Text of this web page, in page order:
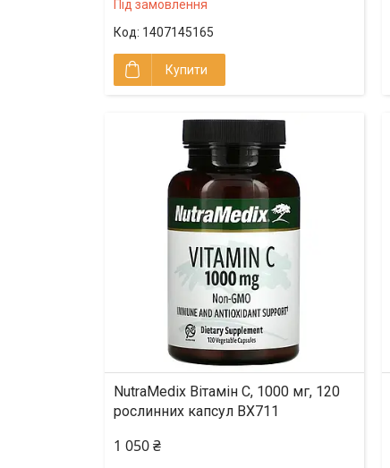
Під замовлення
1407145165
Купити
NutraMedix Вітамін С, 1000 мг, 120
рослинних капсул BX711
1 050 ₴